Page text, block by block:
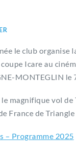
le club organise
Icare au
MONTEGLIN le
magnifique vol
France de Triangle
– Programme 2025